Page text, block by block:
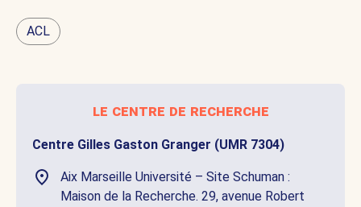
ACL
le centre de recherche
Centre Gilles Gaston Granger (UMR 7304)
Aix Marseille Université – Site Schuman :
Maison de la Recherche. 29, avenue Robert